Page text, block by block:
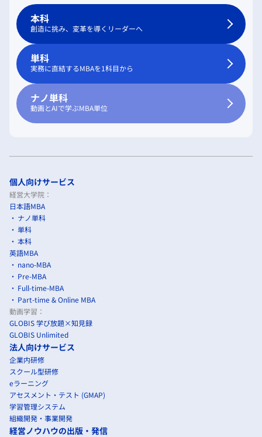
本科
創造に挑み、変革を導くリーダーへ
単科
実務に直結するMBAを1科目から
ナノ単科
動画とAIで学ぶMBA単位
個人向けサービス
経営大学院：
日本語MBA
ナノ単科
単科
本科
英語MBA
nano-MBA
Pre-MBA
Full-time-MBA
Part-time & Online MBA
動画学習：
GLOBIS 学び放題×知見録
GLOBIS Unlimited
法人向けサービス
企業内研修
スクール型研修
eラーニング
アセスメント・テスト (GMAP)
学習管理システム
組織開発・事業開発
経営ノウハウの出版・発信